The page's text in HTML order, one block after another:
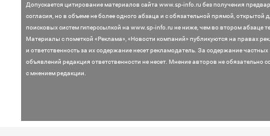
Допускается цитирование материалов сайта www.sp-info.ru без получения
согласия, но в объеме не более одного абзаца и с обязательной прямой, открытой
поисковых систем гиперссылкой на www.sp-info.ru не ниже, чем во втором абзаце
Материалы с пометкой «Реклама», «Новости компаний» публикуются на правах
и ответственность за их содержание несет рекламодатель. За содержание частных
объявлений редакция ответственности не несет. Мнениеавторов не обязательно
с мнением редакции.